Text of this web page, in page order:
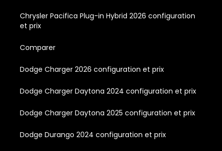
Chrysler Pacifica Plug-in Hybrid 2026 configuration
et prix
Comparer
Dodge Charger 2026 configuration et prix
Dodge Charger Daytona 2024 configuration et prix
Dodge Charger Daytona 2025 configuration et prix
Dodge Durango 2024 configuration et prix